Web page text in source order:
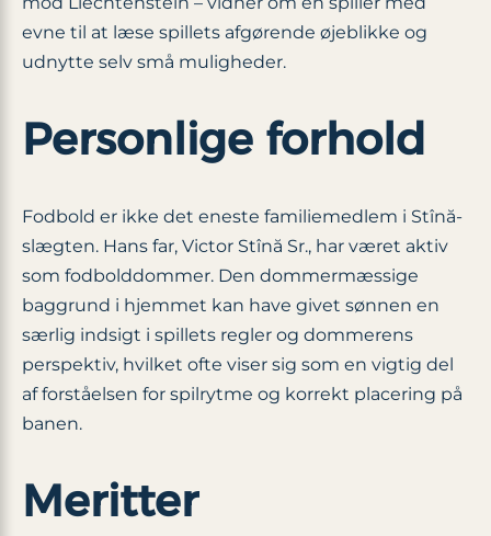
evne til at læse spillets afgørende øjeblikke og
udnytte selv små muligheder.
Personlige forhold
Fodbold er ikke det eneste familiemedlem i Stînă-
slægten. Hans far, Victor Stînă Sr., har været aktiv
som fodbolddommer. Den dommermæssige
baggrund i hjemmet kan have givet sønnen en
særlig indsigt i spillets regler og dommerens
perspektiv, hvilket ofte viser sig som en vigtig del
af forståelsen for spilrytme og korrekt placering på
banen.
Meritter